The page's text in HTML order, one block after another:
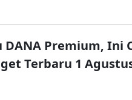
DANA Premium, Ini
Terbaru 1